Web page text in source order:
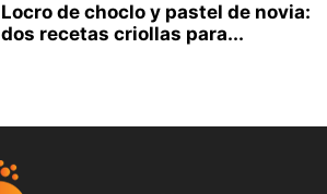
Locro de choclo y pastel de novia:
dos recetas criollas para...